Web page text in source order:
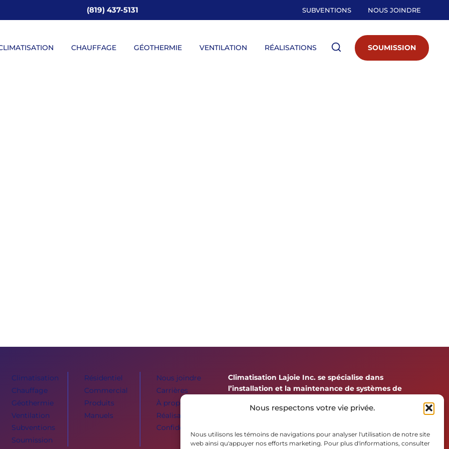
Nous respectons votre vie privée.
Nous utilisons les témoins de navigations pour analyser l'utilisation de notre site
web ainsi qu'appuyer nos efforts marketing. Pour plus d'informations, consulter
(819) 437-5131 SUBVENTIONS NOUS JOINDRE
CHAUFFAGE GÉOTHERMIE VENTILATION RÉALISATIONS SOUMISSION
Climatisation
Chauffage
Géothermie
Ventilation
Subventions
Soumission
Résidentiel
Commercial
Produits
Manuels
Nous joindre
Carrières
À propos
Réalisations
Confidentialité
Climatisation Lajoie Inc. se spécialise dans
l’installation et la maintenance de systèmes de